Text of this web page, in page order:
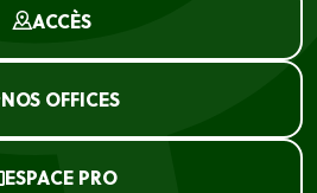
ACCÈS
NOS OFFICES
ESPACE PRO